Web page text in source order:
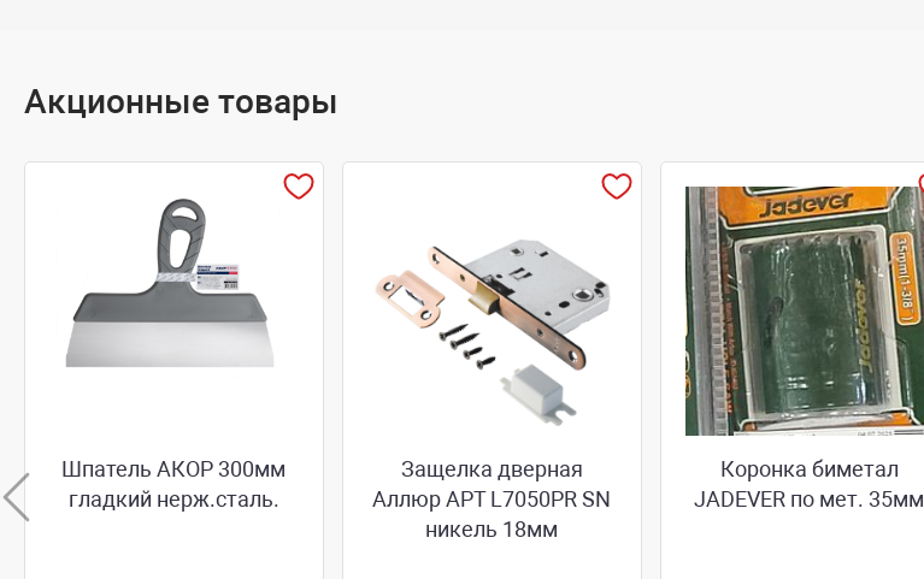
Акционные товары
Шпатель АКОР 300мм
гладкий нерж.сталь.
Защелка дверная
Аллюр АРТ L7050PR SN
никель 18мм
Коронка биметал
JADEVER по мет. 35мм